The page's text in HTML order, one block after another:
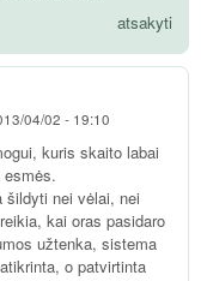
atsakyti
04/02 - 19:10
kuris skaito labai
esmės.
šildyti nei vėlai, nei
kai oras pasidaro
užtenka, sistema
o patvirtinta